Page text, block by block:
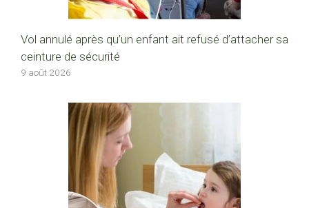
Vol annulé après qu’un enfant ait refusé d’attacher sa
ceinture de sécurité
9 août 2026